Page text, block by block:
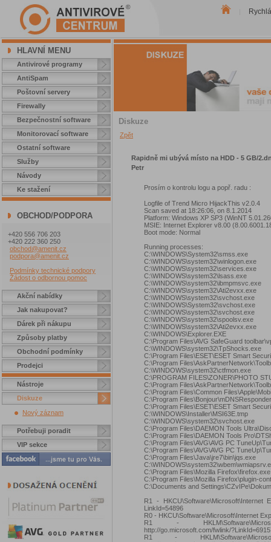
HLAVNÍ MENU
Antivirové programy
AntiSpam
Poštovní servery
Firewally
Bezpečnostní software
Monitorovací software
Ostatní software
Služby
Návody
Ke stažení
OBCHOD/PODPORA
+420 556 706 203
+420 222 360 250
obchod@amenit.cz
podpora@amenit.cz
Podmínky technické podpory
Žádost o odbornou pomoc
Akční nabídky
Jak nakupovat?
Dárek při nákupu
Způsoby platby
Obchodní podmínky
Prodejci
Nástroje
Diskuze
Nový záznam
Potřebuji poradit
VIP sekce
Diskuze
Zpět
Rapidně mi ubývá místo na HDD - 5 GB/
Petr
Prosím o kontrolu logu a popř. radu :
Logfile of Trend Micro HijackThis v2.0.4
Scan saved at 18:26:06, on 8.1.2014
Platform: Windows XP SP3 (WinNT
MSIE: Internet Explorer v8.00
Boot mode: Normal
Running processes:
C:\WINDOWS\System32\smss.exe
C:\WINDOWS\system32\winlogon.exe
C:\WINDOWS\system32\services.exe
C:\WINDOWS\system32\lsass.exe
C:\WINDOWS\system32\ibmpmsvc.exe
C:\WINDOWS\system32\Ati2evxx.exe
C:\WINDOWS\system32\svchost.exe
C:\WINDOWS\System32\svchost.exe
C:\WINDOWS\system32\svchost.exe
C:\WINDOWS\system32\spoolsv.exe
C:\WINDOWS\system32\Ati2evxx.exe
C:\WINDOWS\Explorer.EXE
C:\Program Files\AVG SafeGuard
C:\WINDOWS\system32\TpShocks.exe
C:\Program Files\ESET\ESET Smart
C:\Program
C:\WINDOWS\system32\ctfmon.exe
C:\PROGRAM FILES\ZONER\PHOTO
C:\Program
C:\Program Files\Common
C:\Program
C:\Program Files\ESET\ESET Smart
C:\WINDOWS\Installer\MSI63E.tmp
C:\WINDOWS\system32\svchost.exe
C:\Program Files\DAEMON Tools
C:\Program Files\DAEMON Tools
C:\Program Files\AVG\AVG PC
C:\Program Files\AVG\AVG PC
C:\Program Files\Java\jre7\bin\jqs.exe
C:\Program Files\Mozilla Firefox\firefox.exe
C:\Program Files\Mozilla Firefox\plugin-
C:\Documents and
R1 - HKCU\Software\Microsoft\Internet
LinkId=54896
R0 - HKCU\Software\Microsoft\Internet
R1 -
http://go.microsoft.com/fwlink/
R1 -